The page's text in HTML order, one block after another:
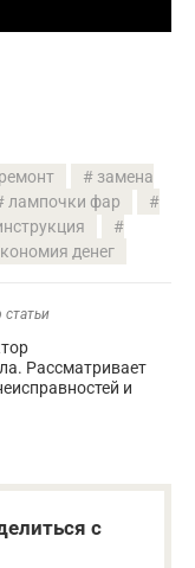
замена
лампочки фар
денег
статьи
Рассматривает
и
с